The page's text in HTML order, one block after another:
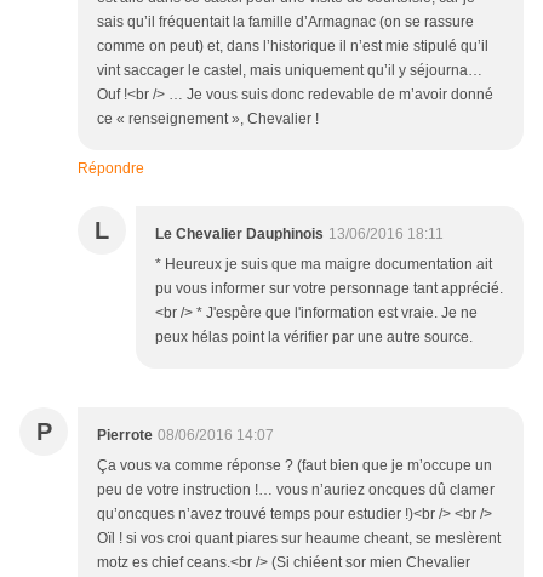
sais qu’il fréquentait la famille d’Armagnac (on se rassure
comme on peut) et, dans l’historique il n’est mie stipulé qu’il
vint saccager le castel, mais uniquement qu’il y séjourna…
Ouf !<br /> … Je vous suis donc redevable de m’avoir donné
ce « renseignement », Chevalier !
Répondre
L Le Chevalier Dauphinois 13/06/2016 18:11
* Heureux je suis que ma maigre documentation ait
pu vous informer sur votre personnage tant apprécié.
<br /> * J'espère que l'information est vraie. Je ne
peux hélas point la vérifier par une autre source.
P Pierrote 08/06/2016 14:07
Ça vous va comme réponse ? (faut bien que je m’occupe un
peu de votre instruction !… vous n’auriez oncques dû clamer
qu’oncques n’avez trouvé temps pour estudier !)<br /> <br />
Oïl ! si vos croi quant piares sur heaume cheant, se meslèrent
motz es chief ceans.<br /> (Si chiéent sor mien Chevalier